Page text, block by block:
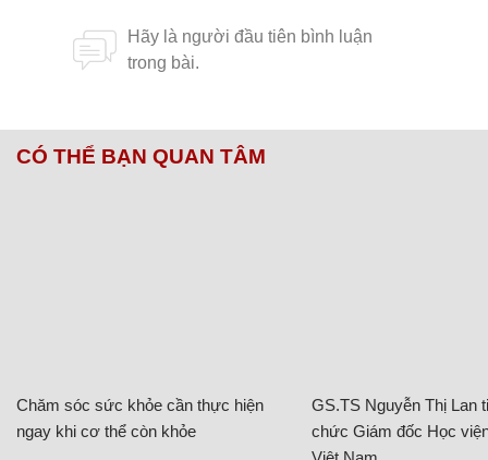
CÓ THỂ BẠN QUAN TÂM
Chăm sóc sức khỏe cần thực hiện
ngay khi cơ thể còn khỏe
GS.TS Nguyễn Thị Lan
chức Giám đốc Học